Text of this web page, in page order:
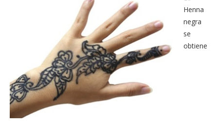
Henna
negra
se
obtiene